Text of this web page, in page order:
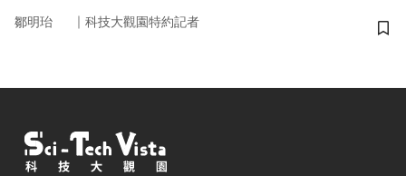
鄒明珆 ｜ 科技大觀園特約記者
儲